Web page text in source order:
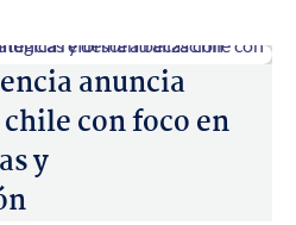
anuncia
con foco en
y